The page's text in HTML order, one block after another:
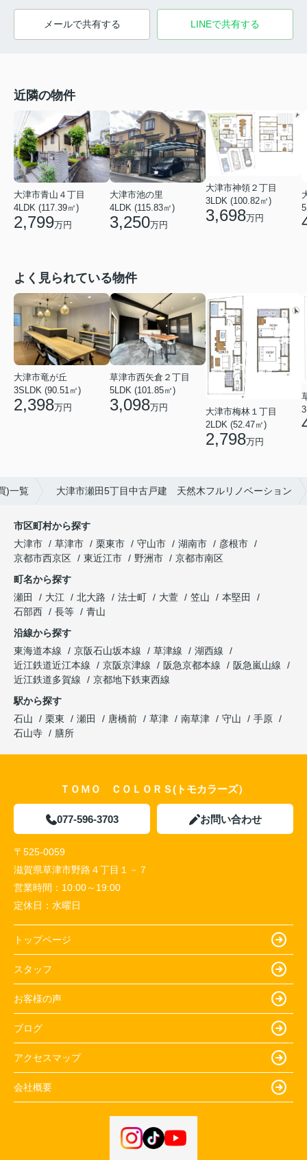
メールで共有する LINEで共有する
近隣の物件
大津市青山４丁目
4LDK (117.39㎡)
2,799万円
大津市池の里
4LDK (115.83㎡)
3,250万円
大津市神領２丁目
3LDK (100.82㎡)
3,698万円
よく見られている物件
大津市竜が丘
3SLDK (90.51㎡)
2,398万円
草津市西矢倉２丁目
5LDK (101.85㎡)
3,098万円
大津市梅林１丁目
2LDK (52.47㎡)
2,798万円
)一覧 大津市瀬田5丁目中古戸建 天然木フルリノベーション
市区町村から探す
大津市
草津市 栗東市 守山市 湖南市
彦根市
京都市西京区
東近江市 野洲市
京都市南区
町名から探す
瀬田
大江 北大路 法士町 大萱 笠山
本堅田
石部西
長等
青山
沿線から探す
東海道本線
京阪石山坂本線 草津線
湖西線
近江鉄道近江本線
京阪京津線 阪急京都本線
阪急嵐山線
近江鉄道多賀線
京都地下鉄東西線
駅から探す
石山
栗東 瀬田 唐橋前 草津 南草津 守山
手原
石山寺
膳所
ＴＯＭＯ ＣＯＬＯＲＳ(トモカラーズ）
077-596-3703 お問い合わせ
〒525-0059
滋賀県草津市野路４丁目１－７
営業時間： 10:00～19:00
定休日： 水曜日
トップページ
スタッフ
お客様の声
ブログ
アクセスマップ
会社概要